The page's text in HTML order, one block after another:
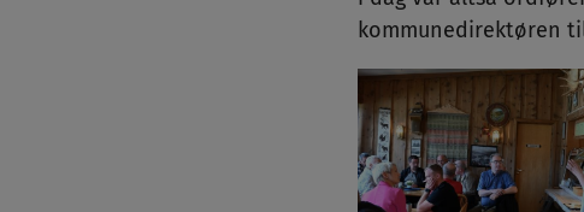
kommunedirektøren